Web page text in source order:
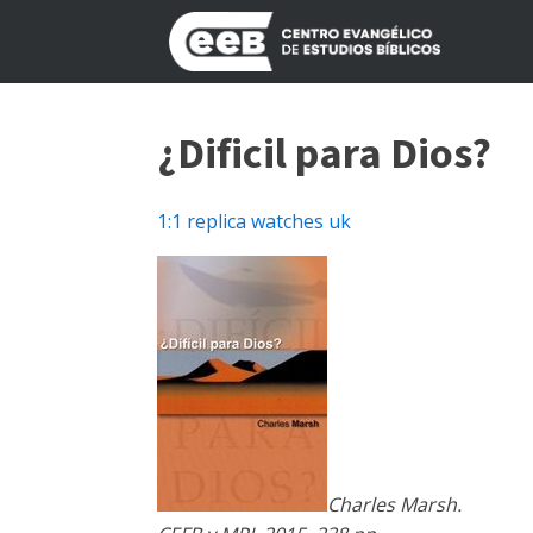
¿Dificil para Dios?
1:1 replica watches uk
Charles Marsh.